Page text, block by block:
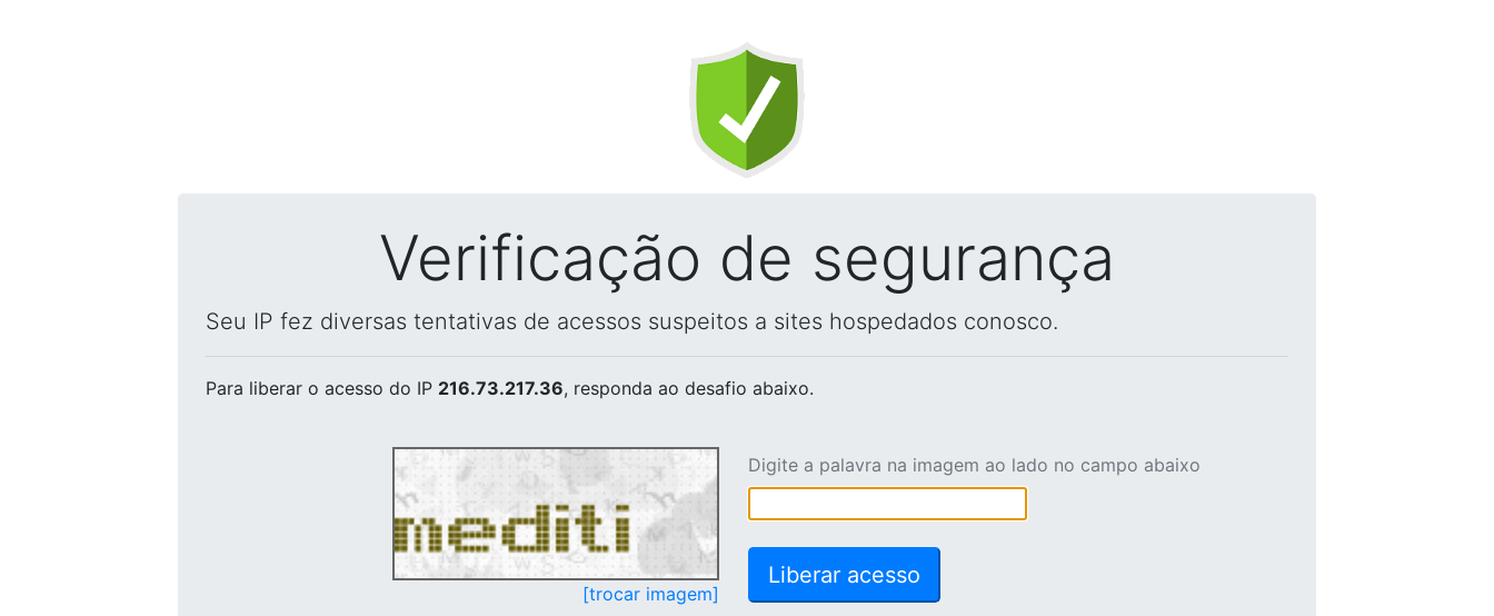
Verificação de segurança
Seu IP fez diversas tentativas de acessos suspeitos a sites hospedados conosco.
Para liberar o acesso do IP 216.73.217.36, responda ao desafio abaixo.
[trocar imagem]
Digite a palavra na imagem ao lado no campo abaixo